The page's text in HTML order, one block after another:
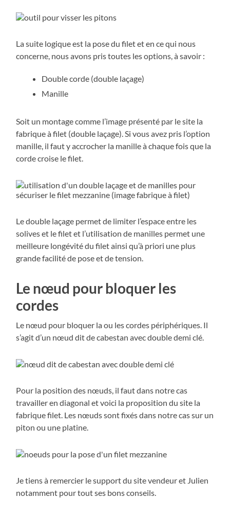
La suite logique est la pose du filet et en ce qui nous
concerne, nous avons pris toutes les options, à savoir :
Double corde (double laçage)
Manille
Soit un montage comme l’image présenté par le site la
fabrique à filet (double laçage). Si vous avez pris l’option
manille, il faut y accrocher la manille à chaque fois que la
corde croise le filet.
Le double laçage permet de limiter l’espace entre les
solives et le filet et l’utilisation de manilles permet une
meilleure longévité du filet ainsi qu’à priori une plus
grande facilité de pose et de tension.
Le nœud pour bloquer les
cordes
Le nœud pour bloquer la ou les cordes périphériques. Il
s’agit d’un nœud dit de cabestan avec double demi clé.
Pour la position des nœuds, il faut dans notre cas
travailler en diagonal et voici la proposition du site la
fabrique filet. Les nœuds sont fixés dans notre cas sur un
piton ou une platine.
Je tiens à remercier le support du site vendeur et Julien
notamment pour tout ses bons conseils.